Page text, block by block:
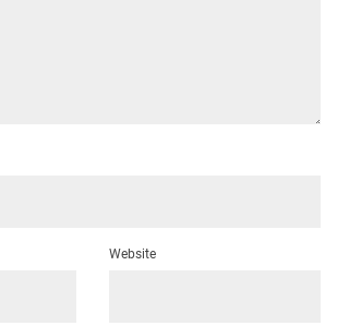
Website